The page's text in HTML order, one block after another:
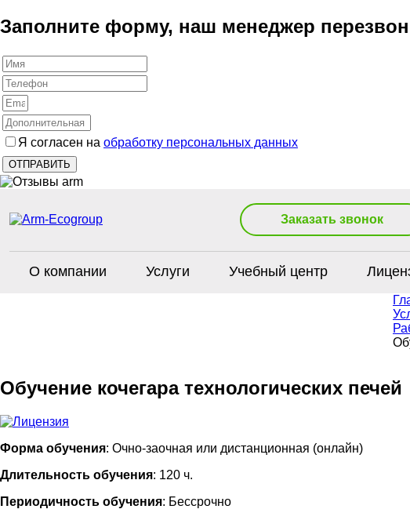
Заполните форму, наш менеджер
Я согласен на обработку персональных данных
Заказать звонок
О компании Услуги Учебный центр
Обучение кочегара технологических печей
Форма обучения: Очно-заочная или дистанционная (онлайн)
Длительность обучения: 120 ч.
Периодичность обучения: Бессрочно